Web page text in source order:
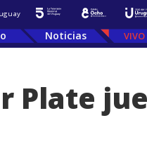
Noticias
Plate